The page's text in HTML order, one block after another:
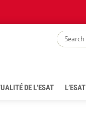
DE L’ESAT L’ESAT